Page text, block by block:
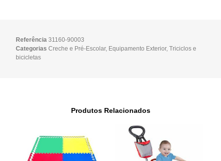
Referência31160-90003
Categorias Creche e Pré-Escolar, Equipamento Exterior,Triciclos e
bicicletas
Produtos Relacionados